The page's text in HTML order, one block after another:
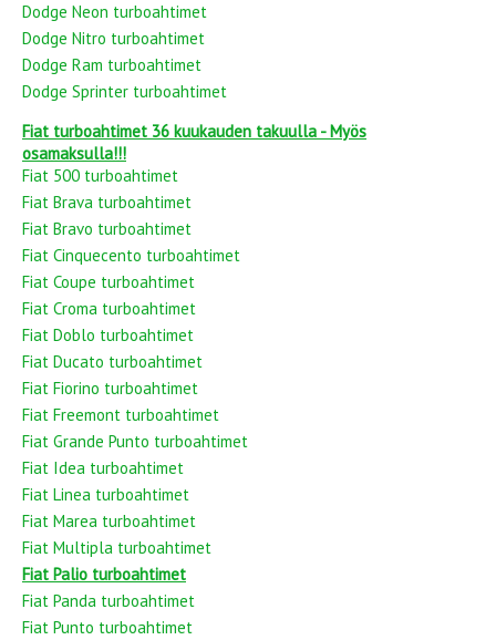
Dodge Neon turboahtimet
Dodge Nitro turboahtimet
Dodge Ram turboahtimet
Dodge Sprinter turboahtimet
Fiat turboahtimet 36 kuukauden takuulla - Myös
osamaksulla!!!
Fiat 500 turboahtimet
Fiat Brava turboahtimet
Fiat Bravo turboahtimet
Fiat Cinquecento turboahtimet
Fiat Coupe turboahtimet
Fiat Croma turboahtimet
Fiat Doblo turboahtimet
Fiat Ducato turboahtimet
Fiat Fiorino turboahtimet
Fiat Freemont turboahtimet
Fiat Grande Punto turboahtimet
Fiat Idea turboahtimet
Fiat Linea turboahtimet
Fiat Marea turboahtimet
Fiat Multipla turboahtimet
Fiat Palio turboahtimet
Fiat Panda turboahtimet
Fiat Punto turboahtimet